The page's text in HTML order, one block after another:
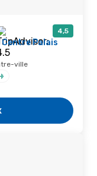
4,5
Palais
ville